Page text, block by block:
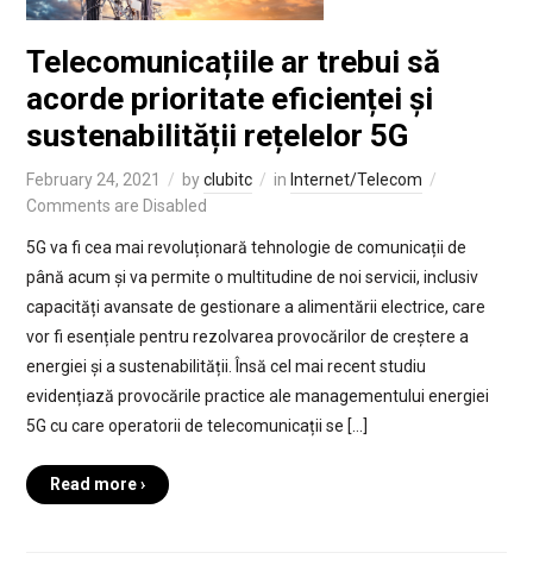
Telecomunicațiile ar trebui să
acorde prioritate eficienței și
sustenabilității rețelelor 5G
February 24, 2021 byclubitc in Internet/Telecom
Comments are Disabled
5G va fi cea mai revoluționară tehnologie de comunicații de
până acum și va permite o multitudine de noi servicii, inclusiv
capacități avansate de gestionare a alimentării electrice, care
vor fi esențiale pentru rezolvarea provocărilor de creștere a
energiei și a sustenabilității. Însă cel mai recent studiu
evidențiază provocările practice ale managementului energiei
5G cu care operatorii de telecomunicații se […]
Read more ›